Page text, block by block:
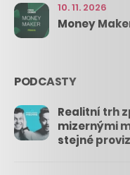
10. 11. 2026
Money
PODCASTY
Realitní trh
mizernými
stejné